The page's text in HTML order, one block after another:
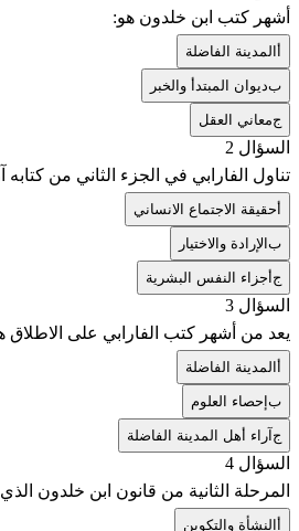
أشهر كتب ابن خلدون هو:
أ المدينة الفاضلة
بديوان المبتدأ والخبر
جمعاني العقل
السؤال 2
تناول الفارابي في الجزء الثاني من كتابه
أحقيقة الاجتماع الانساني
ب الإرادة والاختيار
ج أجزاء النفس البشرية
السؤال 3
يعد من أشهر كتب الفارابي على الاطلاق
أ المدينة الفاضلة
ب إحصاء العلوم
ج آراء أهل المدينة الفاضلة
السؤال 4
المرحلة الثانية من قانون ابن خلدون
أ النشأة والتكوين